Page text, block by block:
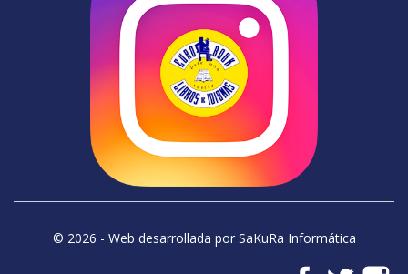
© 2026 - Web desarrollada por SaKuRa Informática